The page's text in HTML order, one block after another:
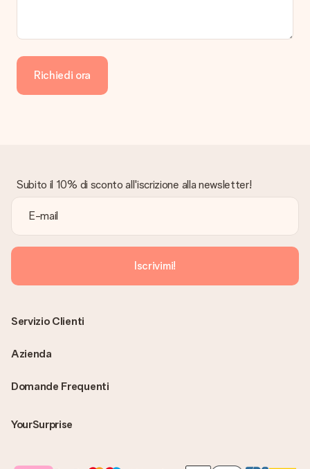
Richiedi ora
Subito il 10% di sconto all'iscrizione alla newsletter!
Iscrivimi!
Domande Frequenti
YourSurprise
Servizio Clienti
Azienda